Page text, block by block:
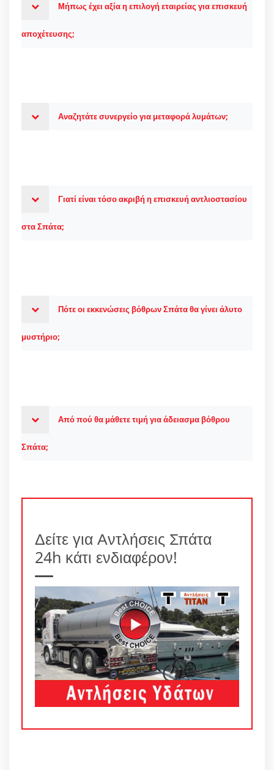
Μήπως έχει αξία η επιλογή εταιρείας για επισκευή
αποχέτευσης;
Αναζητάτε συνεργείο για μεταφορά λυμάτων;
Γιατί είναι τόσο ακριβή η επισκευή αντλιοστασίου
στα Σπάτα;
Πότε οι εκκενώσεις βόθρων Σπάτα θα γίνει άλυτο
μυστήριο;
Από πού θα μάθετε τιμή για άδειασμα βόθρου
Σπάτα;
Δείτε για Αντλήσεις Σπάτα
24h κάτι ενδιαφέρον!